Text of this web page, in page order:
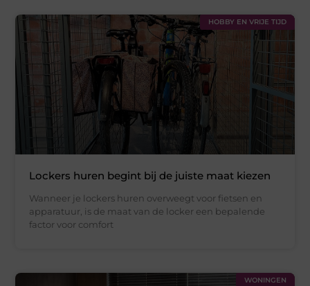
HOBBY EN VRIJE TIJD
Lockers huren begint bij de juiste maat kiezen
Wanneer je lockers huren overweegt voor fietsen en
apparatuur, is de maat van de locker een bepalende
factor voor comfort
WONINGEN